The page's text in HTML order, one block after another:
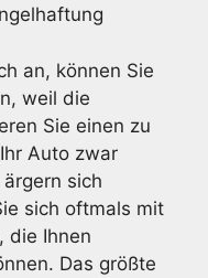
an, können Sie
weil die
Sie einen zu
Auto zwar
sich
sich oftmals mit
die Ihnen
Das größte